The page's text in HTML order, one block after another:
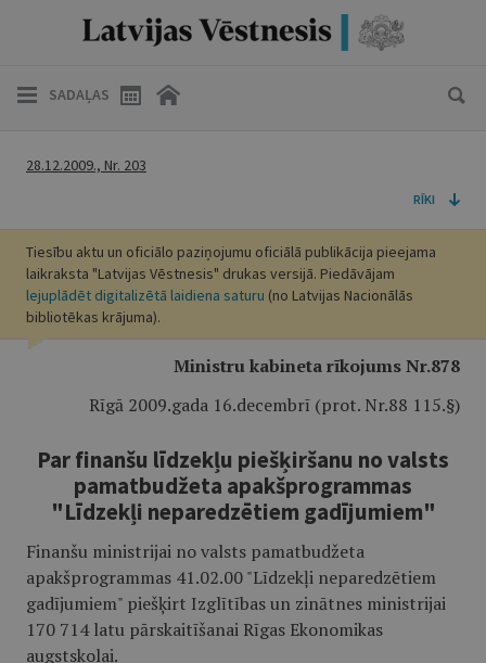
SADAĻAS
28.12.2009., Nr. 203
RĪKI
Tiesību aktu un oficiālo paziņojumu oficiālā publikācija pieejama
laikraksta "Latvijas Vēstnesis" drukas versijā. Piedāvājam
lejuplādēt digitalizētā laidiena saturu (no Latvijas Nacionālās
bibliotēkas krājuma).
Ministru kabineta rīkojums Nr.878
Rīgā 2009.gada 16.decembrī (prot. Nr.88 115.§)
Par finanšu līdzekļu piešķiršanu no valsts
pamatbudžeta apakšprogrammas
"Līdzekļi neparedzētiem gadījumiem"
Finanšu ministrijai no valsts pamatbudžeta
apakšprogrammas 41.02.00 "Līdzekļi neparedzētiem
gadījumiem" piešķirt Izglītības un zinātnes ministrijai
170 714 latu pārskaitīšanai Rīgas Ekonomikas
augstskolai.